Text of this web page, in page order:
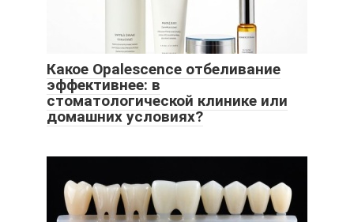
Какое Opalescence отбеливание
эффективнее: в
стоматологической клинике или
домашних условиях?